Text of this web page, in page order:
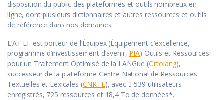
disposition du public des plateformes et outils nombreux en
ligne, dont plusieurs dictionnaires et autres ressources et outils
de référence dans nos domaines.
L’ATILF est porteur de l’Équipex (Équipement d’excellence,
programme d’investissement d’avenir, PIA) Outils et Ressources
pour un Traitement Optimisé de la LANGue (Ortolang),
successeur de la plateforme Centre National de Ressources
Textuelles et Lexicales (CNRTL), avec 3 539 utilisateurs
enregistrés, 725 ressources et 18,4 To de données*.